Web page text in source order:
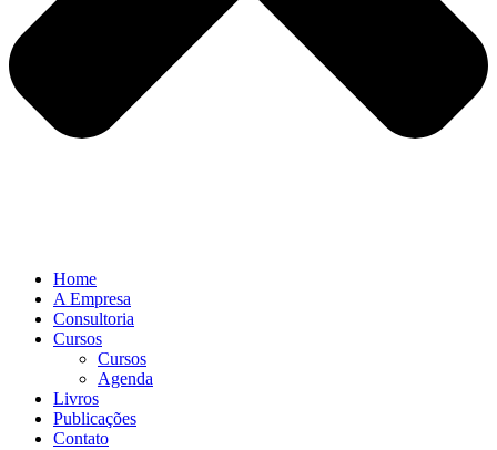
Home
A Empresa
Consultoria
Cursos
Cursos
Agenda
Livros
Publicações
Contato